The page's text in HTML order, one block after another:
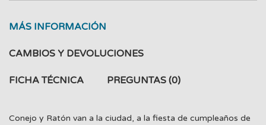
MÁS INFORMACIÓN
CAMBIOS Y DEVOLUCIONES
FICHA TÉCNICA PREGUNTAS (0)
Conejo y Ratón van a la ciudad, a la fiesta de cumpleaños de